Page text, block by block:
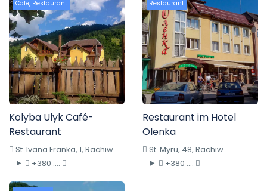
Cafe, Restaurant
Kolyba Ulyk Café-
Restaurant
St. Ivana Franka, 1, Rachiw
+380 ....
Restaurant
Restaurant im Hotel
Olenka
St. Myru, 48, Rachiw
+380 ....